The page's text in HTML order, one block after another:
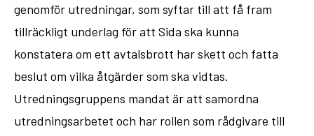
genomför utredningar, som syftar till att få fram
tillräckligt underlag för att Sida ska kunna
konstatera om ett avtalsbrott har skett och fatta
beslut om vilka åtgärder som ska vidtas.
Utredningsgruppens mandat är att samordna
utredningsarbetet och har rollen som rådgivare till